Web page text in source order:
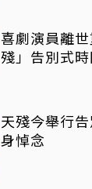
喜劇演員離
殘」告別式
天殘今舉行告別式 緋聞男
身悼念